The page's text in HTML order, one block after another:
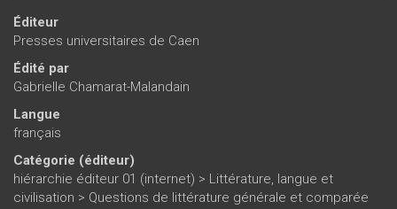
Éditeur
Presses universitaires de Caen
Édité par
Gabrielle Chamarat-Malandain
Langue
français
Catégorie (éditeur)
hiérarchie éditeur 01 (internet) > Littérature, langue et
civilisation > Questions de littérature générale et comparée